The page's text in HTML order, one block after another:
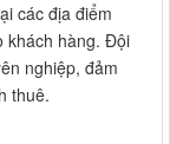
các địa điểm
khách hàng. Đội
nghiệp, đảm
thuê.